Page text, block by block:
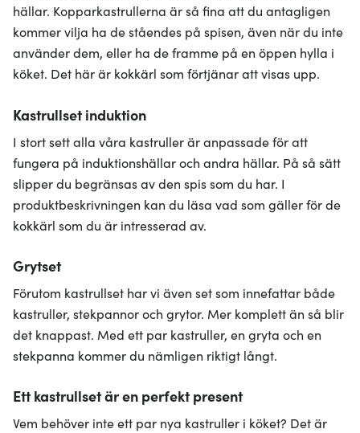
hällar. Kopparkastrullerna är så fina att du antagligen
kommer vilja ha de ståendes på spisen, även när du inte
använder dem, eller ha de framme på en öppen hylla i
köket. Det här är kokkärl som förtjänar att visas upp.
Kastrullset induktion
I stort sett alla våra kastruller är anpassade för att
fungera på induktionshällar och andra hällar. På så sätt
slipper du begränsas av den spis som du har. I
produktbeskrivningen kan du läsa vad som gäller för de
kokkärl som du är intresserad av.
Grytset
Förutom kastrullset har vi även set som innefattar både
kastruller, stekpannor och grytor. Mer komplett än så blir
det knappast. Med ett par kastruller, en gryta och en
stekpanna kommer du nämligen riktigt långt.
Ett kastrullset är en perfekt present
Vem behöver inte ett par nya kastruller i köket? Det är